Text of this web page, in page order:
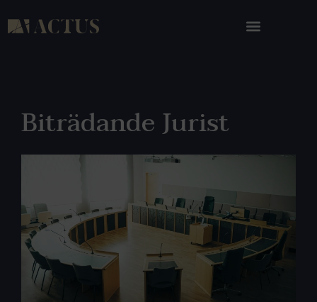
Biträdande Jurist